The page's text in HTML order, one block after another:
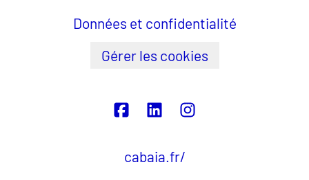
Données et confidentialité
Gérer les cookies
cabaia.fr/